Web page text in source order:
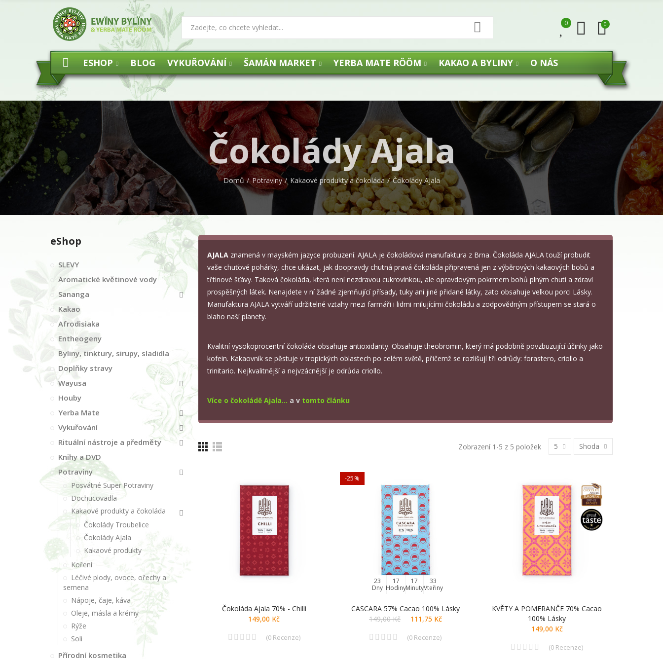
0 0
ESHOP BLOG VYKUŘOVÁNÍ ŠAMÁN MARKET YERBA MATE RÖÖM KAKAO A BYLINY O NÁS
Čokolády Ajala
Domů Potraviny Kakaové produkty a čokoláda Čokolády Ajala
AJALA znamená v mayském jazyce probuzení. AJALA je čokoládová manufaktura z Brna. Čokoláda AJALA touží probudit
vaše chuťové pohárky, chce ukázat, jak doopravdy chutná pravá čokoláda připravená jen z výběrových kakaových bobů a
třtinové šťávy. Taková čokoláda, která není nezdravou cukrovinkou, ale opravdovým pokrmem bohů plným chuti a zdraví
prospěšných látek. Nenajdete v ní žádné zjemňující přísady, tuky ani jiné přidané látky, zato obsahuje velkou porci Lásky.
Manufaktura AJALA vytváří udržitelné vztahy mezi farmáři i lidmi milujícími čokoládu a zodpovědným přístupem se stará o
blaho naší planety.
Kvalitní vysokoprocentní čokoláda obsahuje antioxidanty. Obsahuje theobromin, který má podobně povzbuzující účinky jako
kofein. Kakaovník se pěstuje v tropických oblastech po celém světě, přičemž se rozlišují tři odrůdy: forastero, criollo a
trinitario. Nejkvalitnější a nejvzácnější je odrůda criollo.
Více o čokoládě Ajala... a v tomto článku
Zobrazení 1-5 z 5 položek 5 Shoda
Čokoláda Ajala 70% - Chilli
149,00 Kč
(0Recenze)
-25%
23
Dny
17
Hodiny
17
Minuty
32
Vteřiny
CASCARA 57% Cacao 100% Lásky
149,00 Kč
111,75 Kč
(0 Recenze)
KVĚTY A POMERANČE 70% Cacao
100% Lásky
149,00 Kč
(0 Recenze)
eShop
SLEVY
Aromatické květinové vody
Sananga
Kakao
Afrodisiaka
Entheogeny
Byliny, tinktury, sirupy, sladidla
Doplňky stravy
Wayusa
Houby
Yerba Mate
Vykuřování
Rituální nástroje a předměty
Knihy a DVD
Potraviny
Posvátné Super Potraviny
Dochucovadla
Kakaové produkty a čokoláda
Čokolády Troubelice
Čokolády Ajala
Kakaové produkty
Koření
Léčivé plody, ovoce, ořechy a
semena
Nápoje, čaje, káva
Oleje, másla a krémy
Rýže
Soli
Přírodní kosmetika